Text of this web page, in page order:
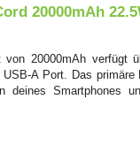
20000mAh
von 20000mAh verfügt
A Port. Das
deines Smartphones